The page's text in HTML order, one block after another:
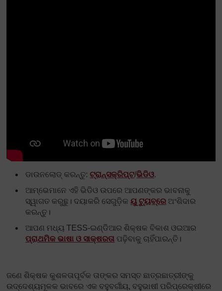
ଡାଉନଲୋଡ୍ କରନ୍ତୁ:ଟ୍ରାନ୍ସକ୍ରିପ୍ଟ/ଭିଡିଓ.
ଆମ୍ଭେମାନେ ଏହି ଭିଡିଓ ଉପରେ ଆପଣଙ୍କର ଭାବନାକୁ
ସ୍ୱାଗତ କରୁଛୁ। ଦୟାକରି ସେଗୁଡ଼ିକୟୁ ଟ୍ୟୁବ୍‌ରେ ଅଂଶିଦାର
କରନ୍ତୁ।
ଆପଣ ମଧ୍ୟ TESS-ଇଣ୍ଡିଆର ଶିକ୍ଷକ ବିକାଶ ଓଇଆର
ପ୍ରାଥମିକ ଭାଷା ଓ ସାକ୍ଷରତା ପଢ଼ିବାକୁ ଚାହିଁପାରନ୍ତି।
ଜଣେ ଶିକ୍ଷକ କୁଶଳତାପୂର୍ବକ ତାଙ୍କର ସମସ୍ତ ଛାତ୍ରଛାତ୍ରୀଙ୍କୁ
ଉଦ୍ଦେଶ୍ୟମୂଳକ ଭାବରେ ଏକ ବହୁବର୍ଗୀୟ, ବହୁଭାଷୀ ପରିପ୍ରେକ୍ଷୀରେ